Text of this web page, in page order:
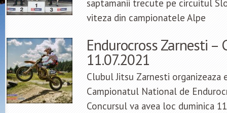
saptamanii trecute pe circuitul
viteza din campionatele Alpe
Endurocross Zarnesti –
11.07.2021
Clubul Jitsu Zarnesti organizeaza
Campionatul National de
Concursul va avea loc duminica